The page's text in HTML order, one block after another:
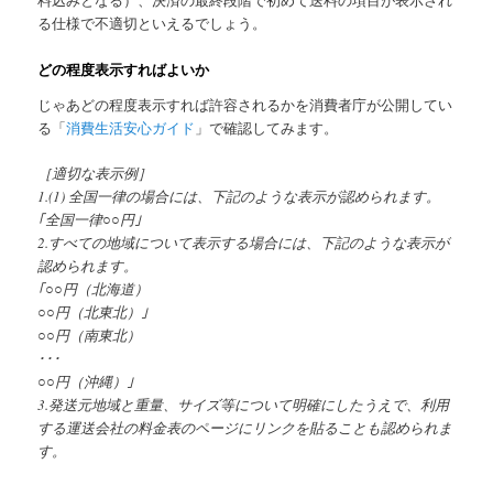
る仕様で不適切といえるでしょう。
どの程度表示すればよいか
じゃあどの程度表示すれば許容されるかを消費者庁が公開してい
る「消費生活安心ガイド 」で確認してみます。
［適切な表示例］
1.(1) 全国一律の場合には、下記のような表示が認められます。
｢全国一律○○円｣
2.すべての地域について表示する場合には、下記のような表示が
認められます。
｢○○円（北海道）
○○円（北東北）｣
○○円（南東北）
･･･
○○円（沖縄）｣
3.発送元地域と重量、サイズ等について明確にしたうえで、利用
する運送会社の料金表のページにリンクを貼ることも認められま
す。